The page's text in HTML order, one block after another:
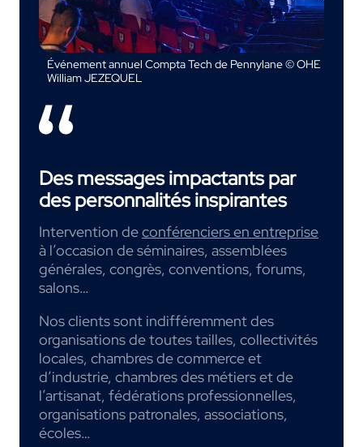
Événement annuel Compta Tech de Pennylane © OHE
William JEZEQUEL
Des messages impactants par
des personnalités inspirantes
Intervention deconférenciers en entreprise
à l’occasion de séminaires, assemblées
générales, congrès, conventions, forums,
salons…
Nos clients sont indifféremment des
organisations de toutes tailles, collectivités
locales, chambres de commerce et
d’industrie, chambres des métiers et de
l’artisanat, fédérations professionnelles,
organisations patronales, associations,
écoles…